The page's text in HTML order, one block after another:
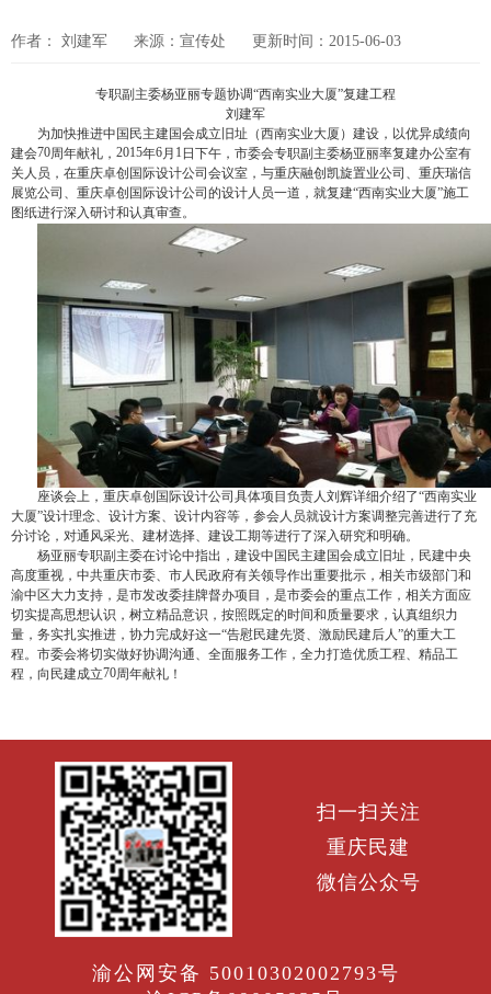
作者： 刘建军 来源：宣传处 更新时间：2015-06-03
专职副主委杨亚丽专题协调“西南实业大厦”复建工程
刘建军
为加快推进中国民主建国会成立旧址（西南实业大厦）建设，以优异成绩向
建会70周年献礼， 2015年6月 1 日下午，市委会专职副主委杨亚丽率复建办公室有
关人员，在重庆卓创国际设计公司会议室，与重庆融创凯旋置业公司、重庆瑞信
展览公司、重庆卓创国际设计公司的设计人员一道，就复建“西南实业大厦”施工
图纸进行深入研讨和认真审查。
座谈会上，重庆卓创国际设计公司具体项目负责人刘辉详细介绍了“西南实业
大厦”设计理念、设计方案、设计内容等，参会人员就设计方案调整完善进行了充
分讨论，对通风采光、建材选择、建设工期等进行了深入研究和明确。
杨亚丽专职副主委在讨论中指出，建设中国民主建国会成立旧址，民建中央
高度重视，中共重庆市委、市人民政府有关领导作出重要批示，相关市级部门和
渝中区大力支持，是市发改委挂牌督办项目，是市委会的重点工作，相关方面应
切实提高思想认识，树立精品意识，按照既定的时间和质量要求，认真组织力
量，务实扎实推进，协力完成好这一“告慰民建先贤、激励民建后人”的重大工
程。市委会将切实做好协调沟通、全面服务工作，全力打造优质工程、精品工
程，向民建成立70周年献礼！
扫一扫关注
重庆民建
微信公众号
渝公网安备 50010302002793号